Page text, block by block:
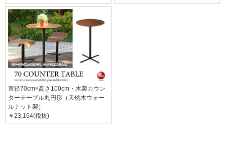
直径70cm×高さ100cm・木製カウン
ターテーブル丸円形（天然木ウォー
ルナット製）
￥23,164(税抜)